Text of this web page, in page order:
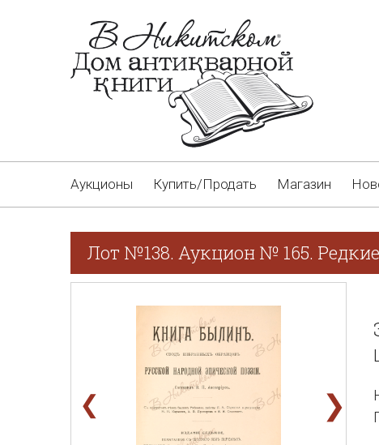
Аукционы Купить/Продать Магазин
Лот №138. Аукцион № 165.
❮ ❯